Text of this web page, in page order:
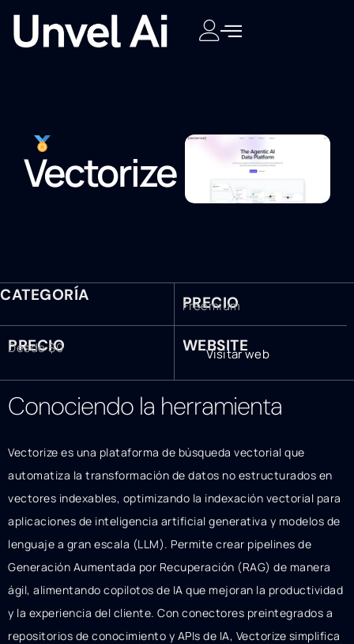
Vectorize
CATEGORÍA PRECIO
Freemium
PRECIO
Desde $0 WEBSITE
Visitar web
Conociendo la herramienta
Vectorize es una plataforma de búsqueda vectorial que
automatiza la transformación de datos no estructurados en
vectores indexables, optimizando la indexación vectorial para
aplicaciones de inteligencia artificial generativa y modelos de
lenguaje a gran escala (LLM). Permite crear pipelines de
Generación Aumentada por Recuperación (RAG) de manera
ágil, alimentando copilotos de IA que mejoran la productividad
y la experiencia del cliente. Con conectores preintegrados a
repositorios de conocimiento y APIs de IA, Vectorize simplifica